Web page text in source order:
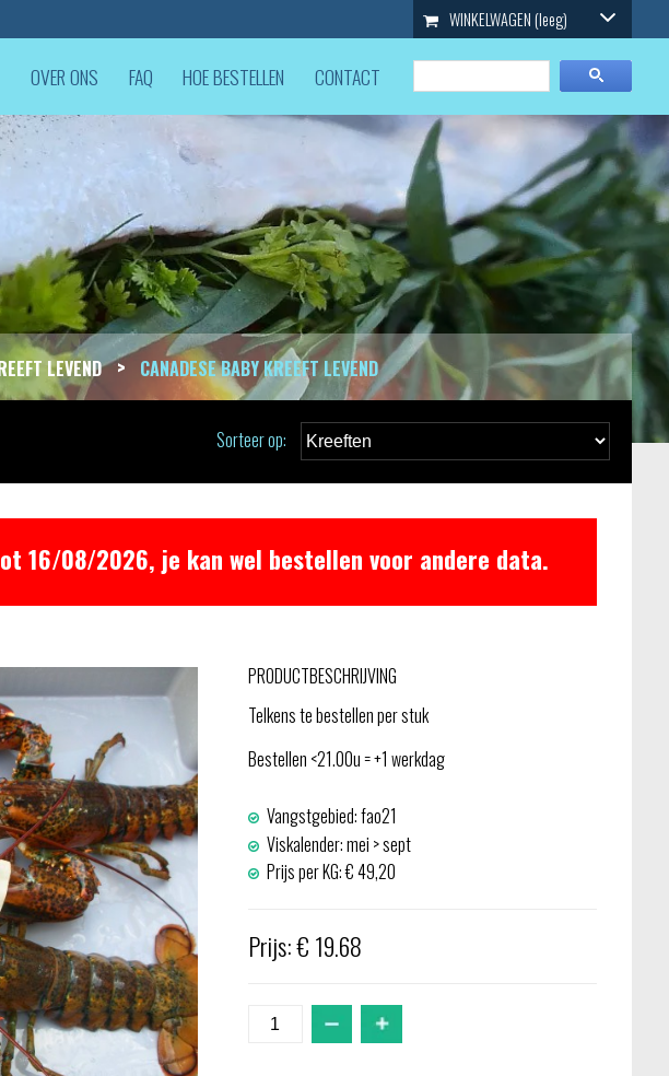
WINKELWAGEN(leeg)
OVER ONS FAQ HOE BESTELLEN CONTACT
LEVEND > CANADESE BABY KREEFT LEVEND
Sorteer op:
16/08/2026, je kan wel bestellen voor andere data.
PRODUCTBESCHRIJVING
Telkens te bestellen per stuk
Bestellen <21.00u = +1 werkdag
Vangstgebied: fao21
Viskalender: mei > sept
Prijs per KG: € 49,20
Prijs: € 19.68